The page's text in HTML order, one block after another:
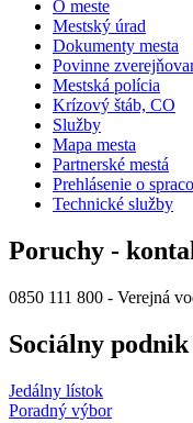
O meste
Mestský úrad
Dokumenty mesta
Povinne
Mestská polícia
Krízový štáb, CO
Služby
Mapa mesta
Partnerské mestá
Prehlásenie o
Technické služby
Poruchy -
0850 111 800 - Verejná
Sociálny podnik
Jedálny lístok
Poradný výbor